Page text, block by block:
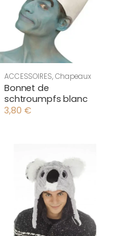
ACCESSOIRES,Chapeaux
Bonnet de
schtroumpfs blanc
3,80 €